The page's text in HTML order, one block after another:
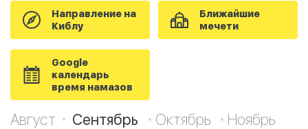
Направление на
Киблу
Ближайшие
мечети
Google
календарь
время намазов
Август Сентябрь Октябрь Ноябрь